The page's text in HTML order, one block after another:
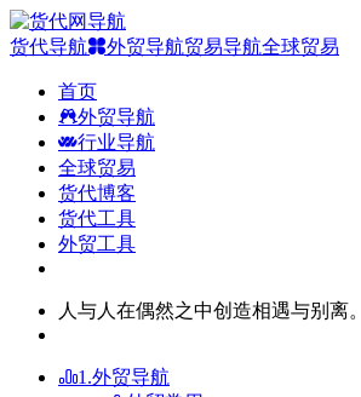
货代导航 外贸导航贸易导航全球贸易
首页
外贸导航
行业导航
全球贸易
货代博客
货代工具
外贸工具
人与人在偶然之中创造相遇与别离。
1.外贸导航